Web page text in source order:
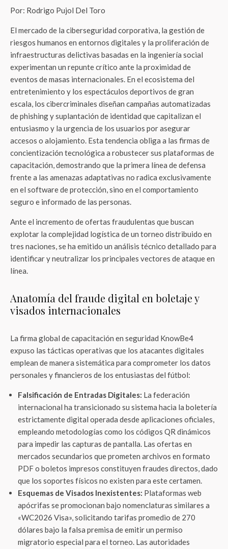
Por: Rodrigo Pujol Del Toro
El mercado de la ciberseguridad corporativa, la gestión de
riesgos humanos en entornos digitales y la proliferación de
infraestructuras delictivas basadas en la ingeniería social
experimentan un repunte crítico ante la proximidad de
eventos de masas internacionales. En el ecosistema del
entretenimiento y los espectáculos deportivos de gran
escala, los cibercriminales diseñan campañas automatizadas
de phishing y suplantación de identidad que capitalizan el
entusiasmo y la urgencia de los usuarios por asegurar
accesos o alojamiento. Esta tendencia obliga a las firmas de
concientización tecnológica a robustecer sus plataformas de
capacitación, demostrando que la primera línea de defensa
frente a las amenazas adaptativas no radica exclusivamente
en el software de protección, sino en el comportamiento
seguro e informado de las personas.
Ante el incremento de ofertas fraudulentas que buscan
explotar la complejidad logística de un torneo distribuido en
tres naciones, se ha emitido un análisis técnico detallado para
identificar y neutralizar los principales vectores de ataque en
línea.
Anatomía del fraude digital en boletaje y
visados internacionales
La firma global de capacitación en seguridad KnowBe4
expuso las tácticas operativas que los atacantes digitales
emplean de manera sistemática para comprometer los datos
personales y financieros de los entusiastas del fútbol:
Falsificación de Entradas Digitales: La federación
internacional ha transicionado su sistema hacia la boletería
estrictamente digital operada desde aplicaciones oficiales,
empleando metodologías como los códigos QR dinámicos
para impedir las capturas de pantalla. Las ofertas en
mercados secundarios que prometen archivos en formato
PDF o boletos impresos constituyen fraudes directos, dado
que los soportes físicos no existen para este certamen.
Esquemas de Visados Inexistentes: Plataformas web
apócrifas se promocionan bajo nomenclaturas similares a
«WC2026 Visa», solicitando tarifas promedio de 270
dólares bajo la falsa premisa de emitir un permiso
migratorio especial para el torneo. Las autoridades